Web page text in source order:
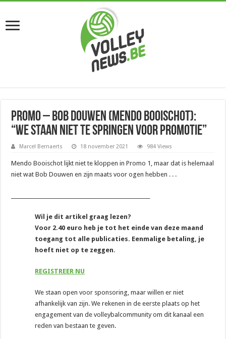
Promo – Bob Douwen (Mendo Booischot):
“We staan niet te springen voor promotie”
Marcel Bernaerts 18 november 2021 984 Views
Mendo Booischot lijkt niet te kloppen in Promo 1, maar dat is helemaal
niet wat Bob Douwen en zijn maats voor ogen hebben . . .
Wil je dit artikel graag lezen?
Voor 2.40 euro heb je tot het einde van deze maand
toegang tot alle publicaties. Eenmalige betaling, je
hoeft niet op te zeggen.
REGISTREER NU
We staan open voor sponsoring, maar willen er niet
afhankelijk van zijn. We rekenen in de eerste plaats op het
engagement van de volleybalcommunity om dit kanaal een
reden van bestaan te geven.